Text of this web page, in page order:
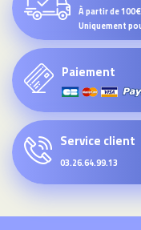
À partir de
Uniquement
Paiement
Service client
03.26.64.99.13